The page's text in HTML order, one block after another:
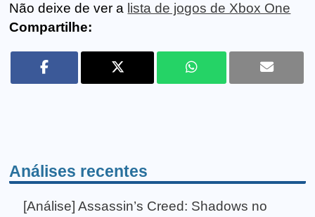
Não deixe de ver a lista de jogos de Xbox One
Compartilhe:
Análises recentes
[Análise] Assassin’s Creed: Shadows no